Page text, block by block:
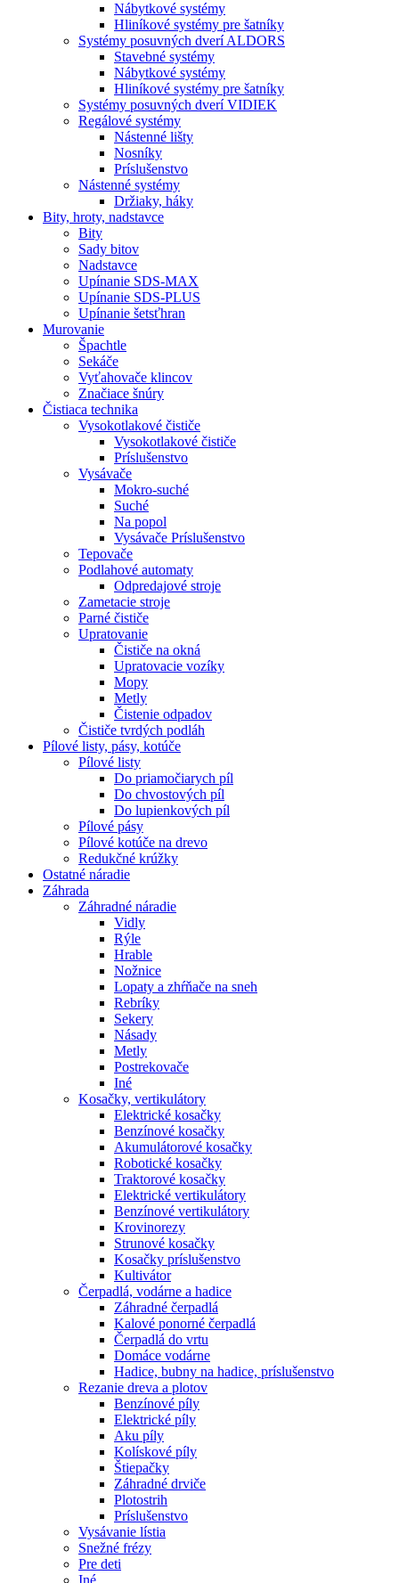
Nábytkové systémy
Hliníkové systémy pre šatníky
Systémy posuvných dverí ALDORS
Stavebné systémy
Nábytkové systémy
Hliníkové systémy pre šatníky
Systémy posuvných dverí VIDIEK
Regálové systémy
Nástenné lišty
Nosníky
Príslušenstvo
Nástenné systémy
Držiaky, háky
Bity, hroty, nadstavce
Bity
Sady bitov
Nadstavce
Upínanie SDS-MAX
Upínanie SDS-PLUS
Upínanie šetsťhran
Murovanie
Špachtle
Sekáče
Vyťahovače klincov
Značiace šnúry
Čistiaca technika
Vysokotlakové čističe
Vysokotlakové čističe
Príslušenstvo
Vysávače
Mokro-suché
Suché
Na popol
Vysávače Príslušenstvo
Tepovače
Podlahové automaty
Odpredajové stroje
Zametacie stroje
Parné čističe
Upratovanie
Čističe na okná
Upratovacie vozíky
Mopy
Metly
Čistenie odpadov
Čističe tvrdých podláh
Pílové listy, pásy, kotúče
Pílové listy
Do priamočiarych píl
Do chvostových píl
Do lupienkových píl
Pílové pásy
Pílové kotúče na drevo
Redukčné krúžky
Ostatné náradie
Záhrada
Záhradné náradie
Vidly
Rýle
Hrable
Nožnice
Lopaty a zhŕňače na sneh
Rebríky
Sekery
Násady
Metly
Postrekovače
Iné
Kosačky, vertikulátory
Elektrické kosačky
Benzínové kosačky
Akumulátorové kosačky
Robotické kosačky
Traktorové kosačky
Elektrické vertikulátory
Benzínové vertikulátory
Krovinorezy
Strunové kosačky
Kosačky príslušenstvo
Kultivátor
Čerpadlá, vodárne a hadice
Záhradné čerpadlá
Kalové ponorné čerpadlá
Čerpadlá do vrtu
Domáce vodárne
Hadice, bubny na hadice, príslušenstvo
Rezanie dreva a plotov
Benzínové píly
Elektrické píly
Aku píly
Kolískové píly
Štiepačky
Záhradné drviče
Plotostrih
Príslušenstvo
Vysávanie lístia
Snežné frézy
Pre deti
Iné